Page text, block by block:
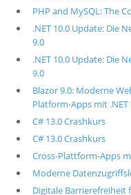
PHP and MySQL: The
.NET 10.0 Update: Die
9.0
.NET 10.0 Update: Die
9.0
Blazor 9.0: Moderne
Platform-Apps mit .NET
C# 13.0 Crashkurs
C# 13.0 Crashkurs
Cross-Plattform-Apps
Moderne
Digitale Barrierefreiheit